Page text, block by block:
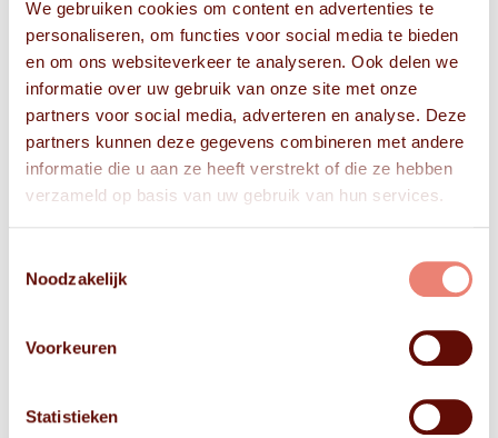
We gebruiken cookies om content en advertenties te
personaliseren, om functies voor social media te bieden
en om ons websiteverkeer te analyseren. Ook delen we
informatie over uw gebruik van onze site met onze
partners voor social media, adverteren en analyse. Deze
partners kunnen deze gegevens combineren met andere
informatie die u aan ze heeft verstrekt of die ze hebben
verzameld op basis van uw gebruik van hun services.
Noodzakelijk
Voorkeuren
Statistieken